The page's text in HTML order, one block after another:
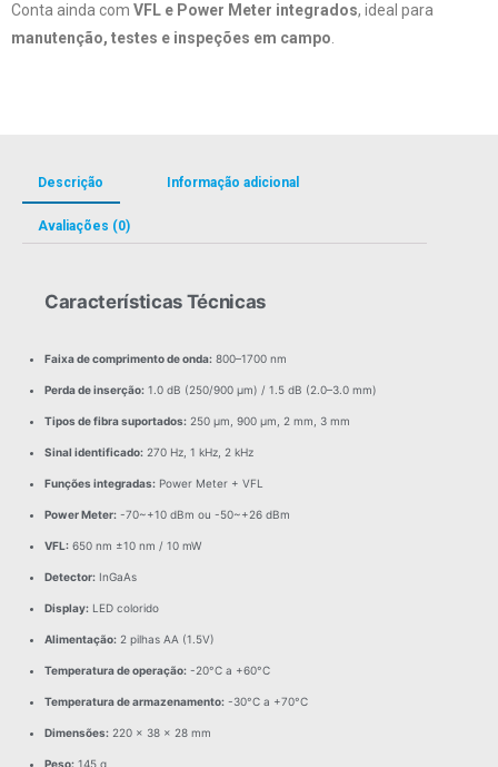
Conta ainda com VFL e Power Meter integrados, ideal para
manutenção, testes e inspeções em campo
Descrição Informação adicional
Avaliações (0)
Características Técnicas
Faixa de comprimento de onda: 800–1700 nm
Perda de inserção: 1.0 dB (250/900 μm) / 1.5 dB (2.0–3.0 mm)
Tipos de fibra suportados: 250 μm, 900 μm, 2 mm, 3 mm
Sinal identificado: 270 Hz, 1 kHz, 2 kHz
Funções integradas: Power Meter + VFL
Power Meter: -70~+10 dBm ou -50~+26 dBm
VFL: 650 nm ±10 nm / 10 mW
Detector: InGaAs
Display: LED colorido
Alimentação: 2 pilhas AA (1.5V)
Temperatura de operação: -20°C a +60°C
Temperatura de armazenamento: -30°C a +70°C
Dimensões: 220 × 38 × 28 mm
Peso: 145 g